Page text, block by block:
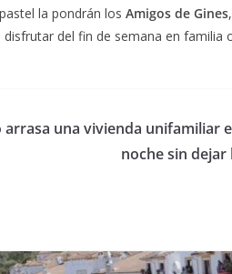
la pondrán los Amigos de Gines
del fin de semana en familia
arrasa una vivienda unifamiliar
noche sin dejar